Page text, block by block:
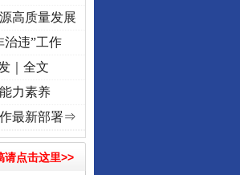
之城”激荡..
高质量发展
治违”工作
｜全文
力素养
最新部署⇒
请点击这里>>